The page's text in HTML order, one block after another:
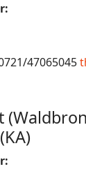
47065045